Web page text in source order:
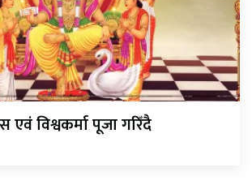
विश्वकर्मा पूजा गरिँदै